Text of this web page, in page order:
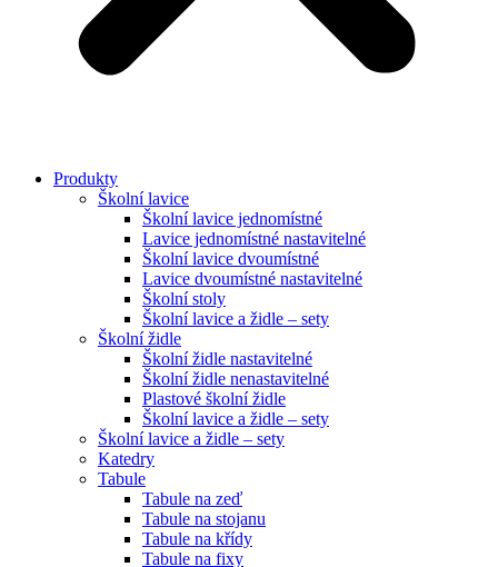
Produkty
Školní lavice
Školní lavice jednomístné
Lavice jednomístné nastavitelné
Školní lavice dvoumístné
Lavice dvoumístné nastavitelné
Školní stoly
Školní lavice a židle – sety
Školní židle
Školní židle nastavitelné
Školní židle nenastavitelné
Plastové školní židle
Školní lavice a židle – sety
Školní lavice a židle – sety
Katedry
Tabule
Tabule na zeď
Tabule na stojanu
Tabule na křídy
Tabule na fixy